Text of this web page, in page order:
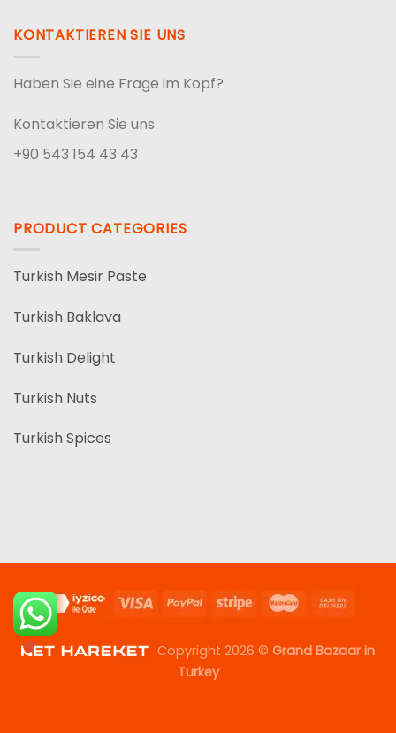
KONTAKTIEREN SIE UNS
Haben Sie eine Frage im Kopf?
Kontaktieren Sie uns
+90 543 154 43 43
PRODUCT CATEGORIES
Turkish Mesir Paste
Turkish Baklava
Turkish Delight
Turkish Nuts
Turkish Spices
Copyright 2026 © Grand Bazaar in
Turkey